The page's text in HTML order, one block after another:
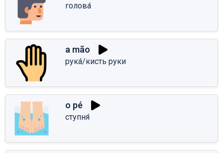
голова́
a mão
рука́/кисть руки
o pé
ступня́